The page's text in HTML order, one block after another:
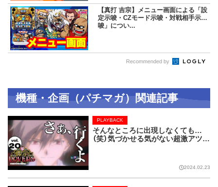
【真打 吉宗】メニュー画面による「設
定示唆・CZモード示唆・対戦相手示
唆」につい...
Recommended by
機種・企画（パチマガ）関連記事
そんなところに出現しなくても…
（笑）気づかせる気がない超激アツ演
PLAYBACK
2024.02.23